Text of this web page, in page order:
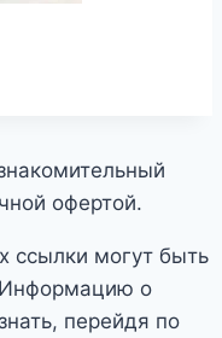
офертой.
ссылки могут быть
о
перейдя по